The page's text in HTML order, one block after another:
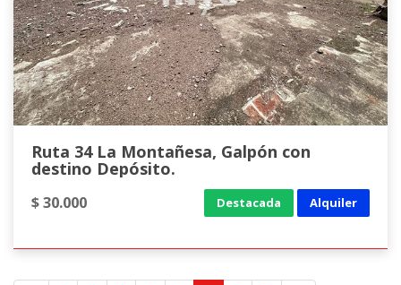
Ruta 34 La Montañesa, Galpón con
destino Depósito.
$ 30.000 Destacada Alquiler